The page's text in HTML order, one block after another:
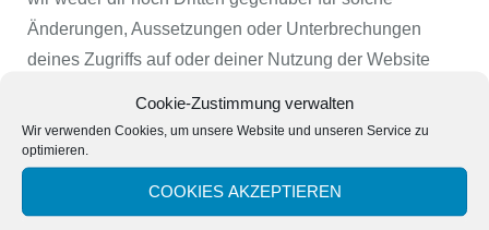
Cookie-Zustimmung verwalten
Wir verwenden Cookies, um unsere Website und unseren Service zu
optimieren.
COOKIES AKZEPTIEREN
Änderungen, Aussetzungen oder Unterbrechungen
deines Zugriffs auf oder deiner Nutzung der Website
auf Entschädigung oder sonstige Zahlung, selbst wenn
bestimmte Funktionen, Einstellungen und/oder Inhalte,
die du beigesteuert hast oder auf die du dich verlässt,